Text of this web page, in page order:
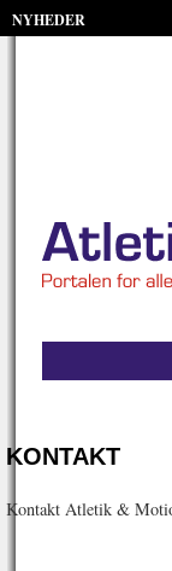
NYHEDER
KONTAKT
Kontakt Atletik &